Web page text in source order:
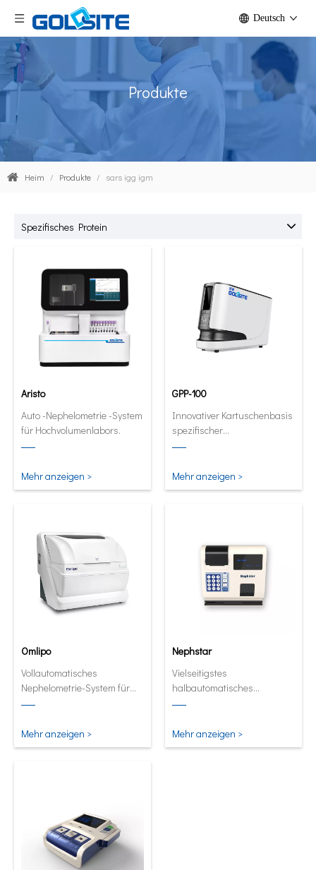
Deutsch
Produkte
Heim / Produkte / sars igg igm
Spezifisches Protein
Aristo
Auto -Nephelometrie -System
für Hochvolumenlabors.
Mehr anzeigen >
GPP-100
Innovativer Kartuschenbasis
spezifischer
Proteinanalysator. Full
quantitative Analysator in
seiner kleinsten und
Mehr anzeigen >
Omlipo
Vollautomatisches
Nephelometrie-System für
Labors mit mittlerer bis hoher
Mehr anzeigen >
Nephstar
Vielseitigstes
halbautomatisches
Analysegerät für spezifische
Mehr anzeigen >